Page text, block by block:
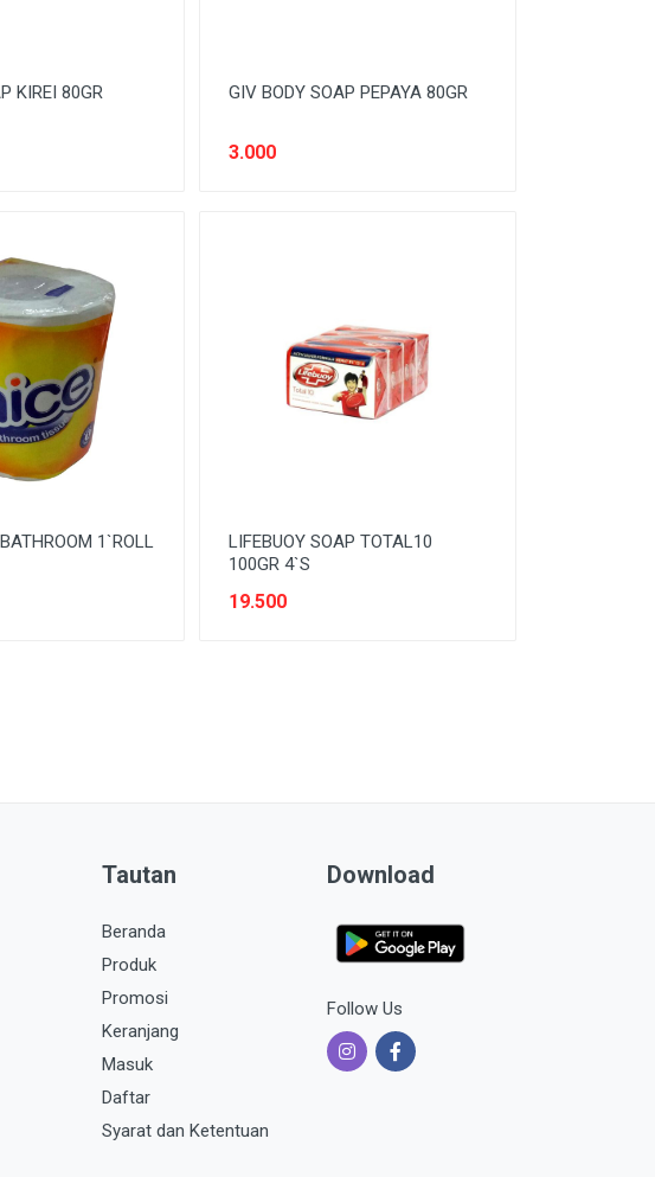
KIREI 80GR GIV BODY SOAP PEPAYA 80GR
3.000
1`ROLL
LIFEBUOY SOAP TOTAL10
100GR 4`S
19.500
Tautan
Beranda
Produk
Promosi
Keranjang
Masuk
Daftar
Syarat dan Ketentuan
Download
Follow Us